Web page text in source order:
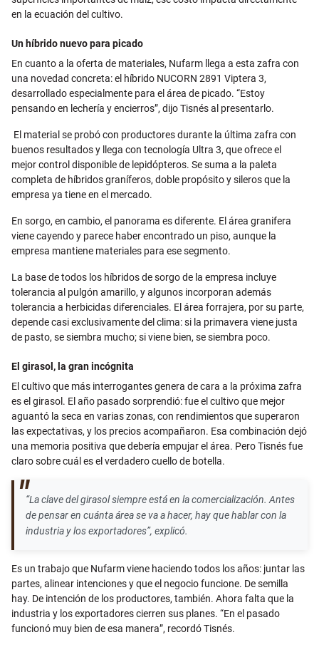
en la ecuación del cultivo.
Un híbrido nuevo para picado
En cuanto a la oferta de materiales, Nufarm llega a esta zafra con
una novedad concreta: el híbrido NUCORN 2891 Viptera 3,
desarrollado especialmente para el área de picado. “Estoy
pensando en lechería y encierros”, dijo Tisnés al presentarlo.
El material se probó con productores durante la última zafra con
buenos resultados y llega con tecnología Ultra 3, que ofrece el
mejor control disponible de lepidópteros. Se suma a la paleta
completa de híbridos graníferos, doble propósito y sileros que la
empresa ya tiene en el mercado.
En sorgo, en cambio, el panorama es diferente. El área granifera
viene cayendo y parece haber encontrado un piso, aunque la
empresa mantiene materiales para ese segmento.
La base de todos los híbridos de sorgo de la empresa incluye
tolerancia al pulgón amarillo, y algunos incorporan además
tolerancia a herbicidas diferenciales. El área forrajera, por su parte,
depende casi exclusivamente del clima: si la primavera viene justa
de pasto, se siembra mucho; si viene bien, se siembra poco.
El girasol, la gran incógnita
El cultivo que más interrogantes genera de cara a la próxima zafra
es el girasol. El año pasado sorprendió: fue el cultivo que mejor
aguantó la seca en varias zonas, con rendimientos que superaron
las expectativas, y los precios acompañaron. Esa combinación dejó
una memoria positiva que debería empujar el área. Pero Tisnés fue
claro sobre cuál es el verdadero cuello de botella.
“La clave del girasol siempre está en la comercialización. Antes
de pensar en cuánta área se va a hacer, hay que hablar con la
industria y los exportadores”, explicó.
Es un trabajo que Nufarm viene haciendo todos los años: juntar las
partes, alinear intenciones y que el negocio funcione. De semilla
hay. De intención de los productores, también. Ahora falta que la
industria y los exportadores cierren sus planes. “En el pasado
funcionó muy bien de esa manera”, recordó Tisnés.